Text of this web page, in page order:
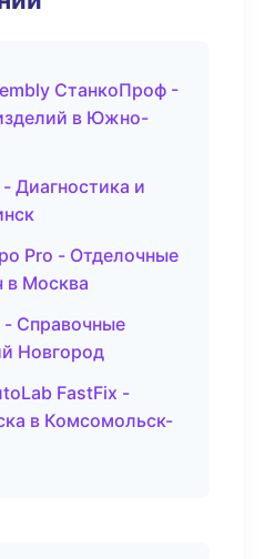
СтанкоПроф -
в Южно-
Диагностика и
Pro - Отделочные
в Москва
- Справочные
Новгород
FastFix -
в Комсомольск-